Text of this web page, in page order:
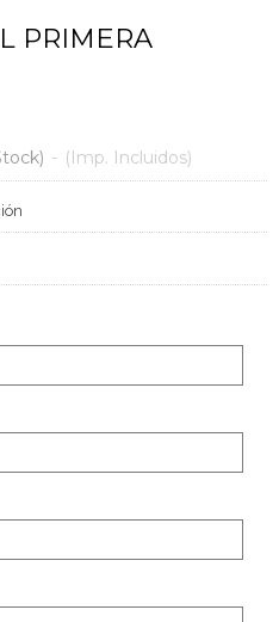
PRIMERA
- (Imp. Incluidos)